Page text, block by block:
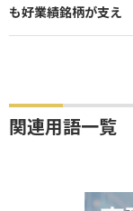
も好業績銘柄が支え
関連用語一覧